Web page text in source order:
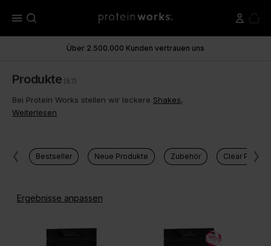
menu
Über 2.500.000 Kunden vertrauen uns
Produkte (87)
Bei Protein Works stellen wir leckere Shakes,
Weiterlesen
Bestseller Neue Produkte Zubehör Clear
Ergebnisse anpassen